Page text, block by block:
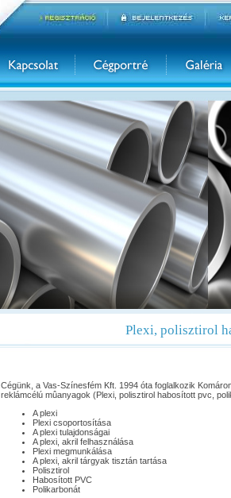
Plexi, polisztirol
Cégünk, a Vas-Színesfém Kft. 1994 óta foglalkozik
reklámcélú mûanyagok (Plexi, polisztirol habosított pvc,
A plexi
Plexi csoportosítása
A plexi tulajdonságai
A plexi, akril felhasználása
Plexi megmunkálása
A plexi, akril tárgyak tisztán tartása
Polisztirol
Habosított PVC
Polikarbonát